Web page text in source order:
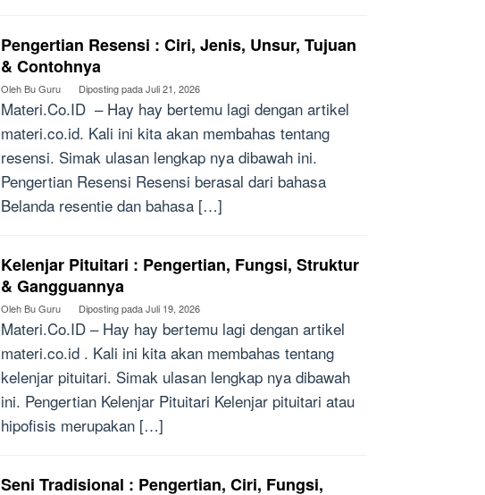
Pengertian Resensi : Ciri, Jenis, Unsur, Tujuan
& Contohnya
Oleh Bu Guru Diposting padaJuli 21, 2026
Materi.Co.ID – Hay hay bertemu lagi dengan artikel
materi.co.id. Kali ini kita akan membahas tentang
resensi. Simak ulasan lengkap nya dibawah ini.
Pengertian Resensi Resensi berasal dari bahasa
Belanda resentie dan bahasa […]
Kelenjar Pituitari : Pengertian, Fungsi, Struktur
& Gangguannya
Oleh Bu Guru Diposting padaJuli 19, 2026
Materi.Co.ID – Hay hay bertemu lagi dengan artikel
materi.co.id . Kali ini kita akan membahas tentang
kelenjar pituitari. Simak ulasan lengkap nya dibawah
ini. Pengertian Kelenjar Pituitari Kelenjar pituitari atau
hipofisis merupakan […]
Seni Tradisional : Pengertian, Ciri, Fungsi,